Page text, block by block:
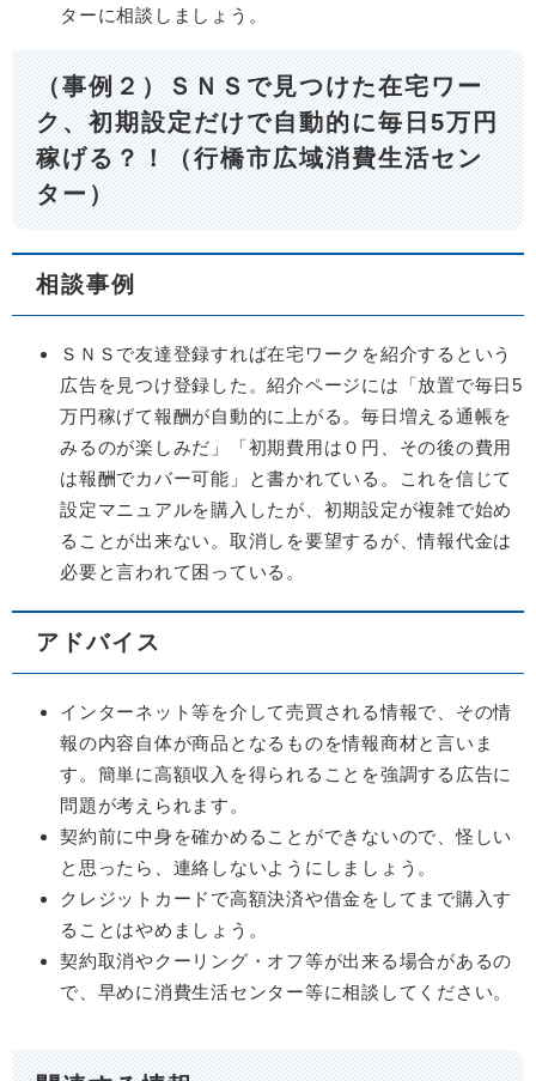
ターに相談しましょう。
（事例２）ＳＮＳで見つけた在宅ワー
ク、初期設定だけで自動的に毎日5万円
稼げる？！（行橋市広域消費生活セン
ター）
相談事例
ＳＮＳで友達登録すれば在宅ワークを紹介するという
広告を見つけ登録した。紹介ページには「放置で毎日5
万円稼げて報酬が自動的に上がる。毎日増える通帳を
みるのが楽しみだ」「初期費用は０円、その後の費用
は報酬でカバー可能」と書かれている。これを信じて
設定マニュアルを購入したが、初期設定が複雑で始め
ることが出来ない。取消しを要望するが、情報代金は
必要と言われて困っている。
アドバイス
インターネット等を介して売買される情報で、その情
報の内容自体が商品となるものを情報商材と言いま
す。簡単に高額収入を得られることを強調する広告に
問題が考えられます。
契約前に中身を確かめることができないので、怪しい
と思ったら、連絡しないようにしましょう。
クレジットカードで高額決済や借金をしてまで購入す
ることはやめましょう。
契約取消やクーリング・オフ等が出来る場合があるの
で、早めに消費生活センター等に相談してください。